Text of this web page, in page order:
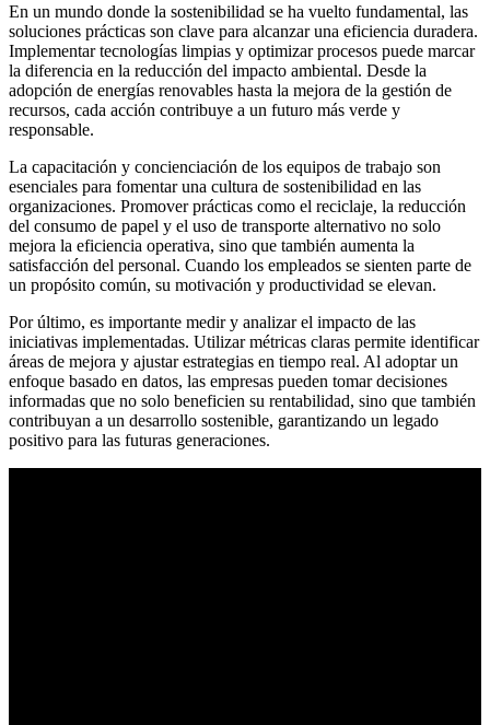
En un mundo donde la sostenibilidad se ha vuelto fundamental, las
soluciones prácticas son clave para alcanzar una eficiencia duradera.
Implementar tecnologías limpias y optimizar procesos puede marcar
la diferencia en la reducción del impacto ambiental. Desde la
adopción de energías renovables hasta la mejora de la gestión de
recursos, cada acción contribuye a un futuro más verde y
responsable.
La capacitación y concienciación de los equipos de trabajo son
esenciales para fomentar una cultura de sostenibilidad en las
organizaciones. Promover prácticas como el reciclaje, la reducción
del consumo de papel y el uso de transporte alternativo no solo
mejora la eficiencia operativa, sino que también aumenta la
satisfacción del personal. Cuando los empleados se sienten parte de
un propósito común, su motivación y productividad se elevan.
Por último, es importante medir y analizar el impacto de las
iniciativas implementadas. Utilizar métricas claras permite identificar
áreas de mejora y ajustar estrategias en tiempo real. Al adoptar un
enfoque basado en datos, las empresas pueden tomar decisiones
informadas que no solo beneficien su rentabilidad, sino que también
contribuyan a un desarrollo sostenible, garantizando un legado
positivo para las futuras generaciones.